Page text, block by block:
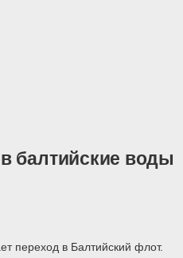
балтийские воды
переход в Балтийский флот.